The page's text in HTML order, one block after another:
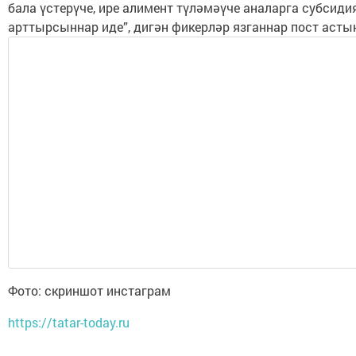
бала үстерүче, ире алимент түләмәүче аналарга
арттырсыннар иде”, дигән фикерләр язганнар пост
Фото: скриншот инстаграм
https://tatar-today.ru